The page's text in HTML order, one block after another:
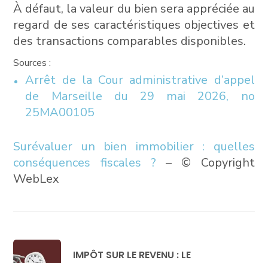
À défaut, la valeur du bien sera appréciée au
regard de ses caractéristiques objectives et
des transactions comparables disponibles.
Sources :
Arrêt de la Cour administrative d’appel
de Marseille du 29 mai 2026, no
25MA00105
Surévaluer un bien immobilier : quelles
conséquences fiscales ? – © Copyright
WebLex
IMPÔT SUR LE REVENU : LE